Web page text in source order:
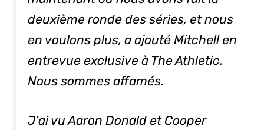
deuxième ronde des séries, et nous
en voulons plus, a ajouté Mitchell en
entrevue exclusive à The Athletic.
Nous sommes affamés.
J’ai vu Aaron Donald et Cooper